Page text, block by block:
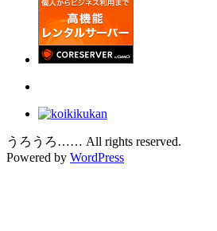
うろうろ…… All rights reserved.
Powered by WordPress